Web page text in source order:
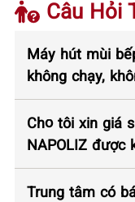
Câu Hỏi
Máy hút mùi
không chạy,
Cho tôi xin giá
NAPOLIZ được
Trung tâm có